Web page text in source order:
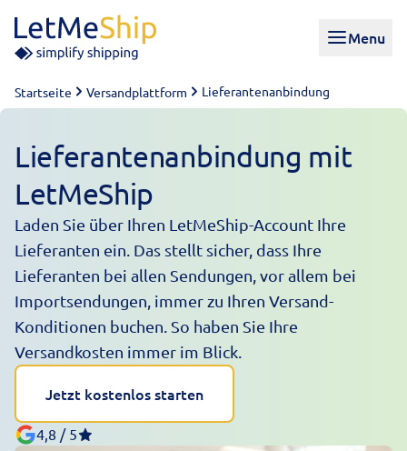
Menu
Startseite Versandplattform Lieferantenanbindung
Lieferantenanbindung mit
LetMeShip
Laden Sie über Ihren LetMeShip-Account Ihre
Lieferanten ein. Das stellt sicher, dass Ihre
Lieferanten bei allen Sendungen, vor allem bei
Importsendungen , immer zu Ihren Versand-
Konditionen buchen. So haben Sie Ihre
Versandkosten immer im Blick.
Jetzt kostenlos starten
4,8 / 5